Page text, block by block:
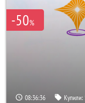
-50%
08:36:34 Купили: